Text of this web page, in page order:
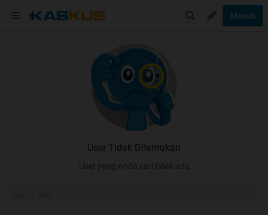
Masuk
User Tidak Ditemukan
User yang Anda cari tidak ada